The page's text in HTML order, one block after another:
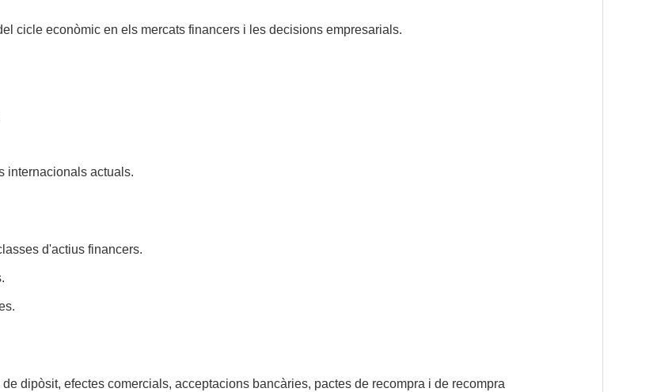
cicle econòmic en els mercats financers i les decisions empresarials.
internacionals actuals.
d'actius financers.
de dipòsit, efectes comercials, acceptacions bancàries, pactes de recompra i de recompra